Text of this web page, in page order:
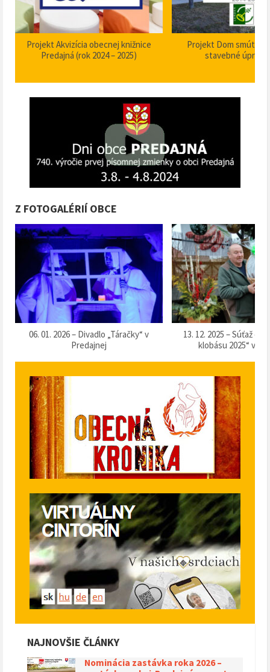
Projekt Akvizícia obecnej knižnice
Predajná (rok 2024 – 2025)
Projekt Dom smútku
stavebné úpravy
Z FOTOGALÉRIÍ OBCE
06. 01. 2026 – Divadlo „Táračky“ v
Predajnej
13. 12. 2025 – Súťaž o
klobásu 2025“ v
NAJNOVŠIE ČLÁNKY
Nominácia zastávka roka 2026 –